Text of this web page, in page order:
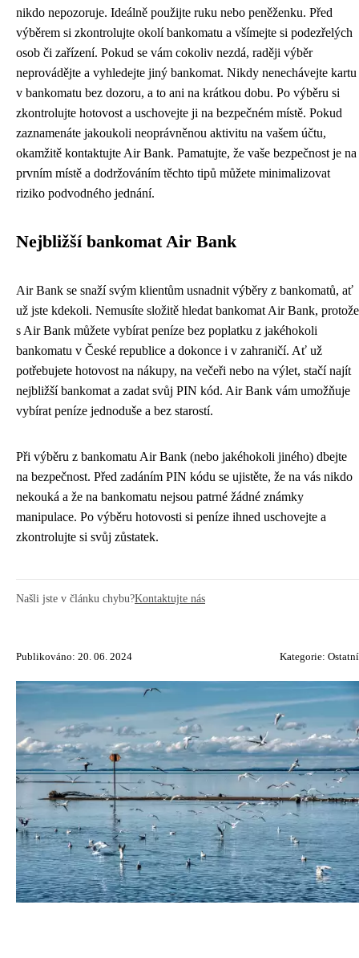
nikdo nepozoruje. Ideálně použijte ruku nebo peněženku. Před
výběrem si zkontrolujte okolí bankomatu a všímejte si podezřelých
osob či zařízení. Pokud se vám cokoliv nezdá, raději výběr
neprovádějte a vyhledejte jiný bankomat. Nikdy nenechávejte kartu
v bankomatu bez dozoru, a to ani na krátkou dobu. Po výběru si
zkontrolujte hotovost a uschovejte ji na bezpečném místě. Pokud
zaznamenáte jakoukoli neoprávněnou aktivitu na vašem účtu,
okamžitě kontaktujte Air Bank. Pamatujte, že vaše bezpečnost je na
prvním místě a dodržováním těchto tipů můžete minimalizovat
riziko podvodného jednání.
Nejbližší bankomat Air Bank
Air Bank se snaží svým klientům usnadnit výběry z bankomatů, ať
už jste kdekoli. Nemusíte složitě hledat bankomat Air Bank, protože
s Air Bank můžete vybírat peníze bez poplatku z jakéhokoli
bankomatu v České republice a dokonce i v zahraničí. Ať už
potřebujete hotovost na nákupy, na večeři nebo na výlet, stačí najít
nejbližší bankomat a zadat svůj PIN kód. Air Bank vám umožňuje
vybírat peníze jednoduše a bez starostí.
Při výběru z bankomatu Air Bank (nebo jakéhokoli jiného) dbejte
na bezpečnost. Před zadáním PIN kódu se ujistěte, že na vás nikdo
nekouká a že na bankomatu nejsou patrné žádné známky
manipulace. Po výběru hotovosti si peníze ihned uschovejte a
zkontrolujte si svůj zůstatek.
Našli jste v článku chybu?Kontaktujte nás
Publikováno: 20. 06. 2024 Kategorie: Ostatní